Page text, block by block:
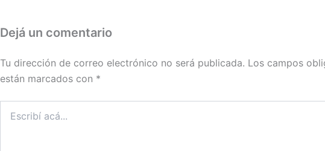
Dejá un comentario
Tu dirección de correo electrónico no será publicada. Los campos
están marcados con *
acá...